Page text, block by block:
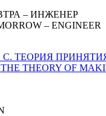
– ИНЖЕНЕР
– ENGINEER
А. С. ТЕОРИЯ
THE THEORY OF